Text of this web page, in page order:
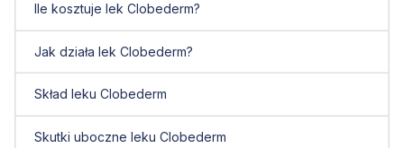
Ile kosztuje lek Clobederm?
Jak działa lek Clobederm?
Skład leku Clobederm
Skutki uboczne leku Clobederm